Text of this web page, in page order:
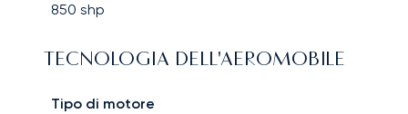
850 shp
TECNOLOGIA DELL'AEROMOBILE
Tipo di motore